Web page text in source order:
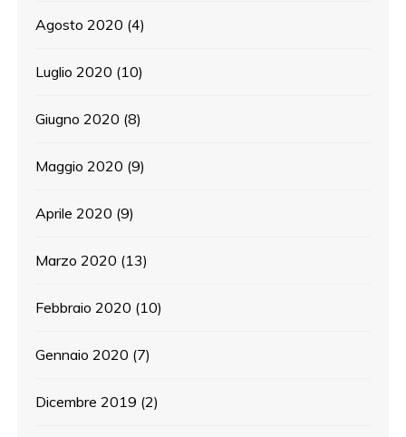
Agosto 2020 (4)
Luglio 2020 (10)
Giugno 2020 (8)
Maggio 2020 (9)
Aprile 2020 (9)
Marzo 2020 (13)
Febbraio 2020 (10)
Gennaio 2020 (7)
Dicembre 2019 (2)